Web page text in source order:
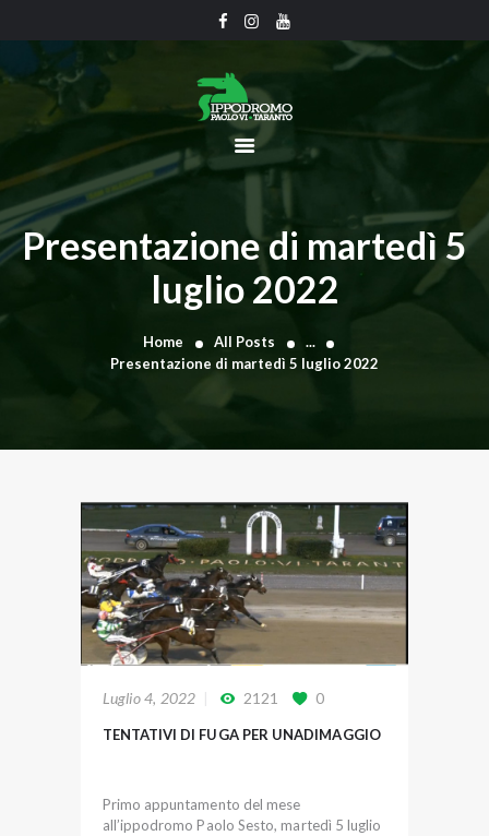
Presentazione di martedì 5
luglio 2022
Home All Posts
...
Presentazione di martedì 5 luglio 2022
CHI SIAMO
CALENDARIO
UFFICIO TECNICO
COMUNICATI
CLASSIFICHE
GRAN PREMI
GALLERY
CONTATTI
Luglio 4, 2022 2121 0
TENTATIVI DI FUGA PER UNADIMAGGIO
Primo appuntamento del mese
all’ippodromo Paolo Sesto, martedì 5 luglio